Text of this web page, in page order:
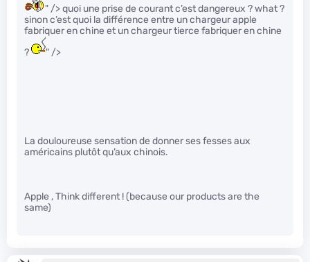
" /> quoi une prise de courant c’est dangereux ? what ?
sinon c’est quoi la différence entre un chargeur apple
fabriquer en chine et un chargeur tierce fabriquer en chine
?
" />
La douloureuse sensation de donner ses fesses aux
américains plutôt qu’aux chinois.
Apple , Think different ! (because our products are the
same)